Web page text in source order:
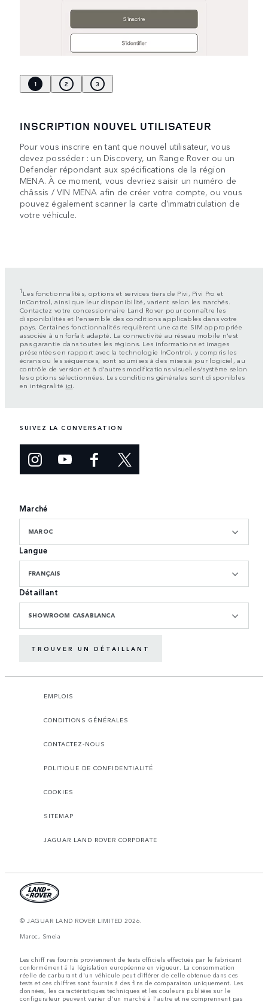
1 2 3
INSCRIPTION NOUVEL UTILISATEUR
Pour vous inscrire en tant que nouvel utilisateur, vous
devez posséder : un Discovery, un Range Rover ou un
Defender répondant aux spécifications de la région
MENA. À ce moment, vous devriez saisir un numéro de
châssis / VIN MENA afin de créer votre compte, ou vous
pouvez également scanner la carte d'immatriculation de
votre véhicule.
1 Les fonctionnalités, options et services tiers de Pivi, Pivi Pro et
InControl, ainsi que leur disponibilité, varient selon les marchés.
Contactez votre concessionnaire Land Rover pour connaître les
disponibilités et l'ensemble des conditions applicables dans votre
pays. Certaines fonctionnalités requièrent une carte SIM appropriée
associée à un forfait adapté. La connectivité au réseau mobile n'est
pas garantie dans toutes les régions. Les informations et images
présentées en rapport avec la technologie InControl, y compris les
écrans ou les séquences, sont soumises à des mises à jour logiciel, au
contrôle de version et à d'autres modifications visuelles/système selon
les options sélectionnées. Les conditions générales sont disponibles
en intégralité ici
SUIVEZ LA CONVERSATION
Marché
MAROC
Langue
FRANÇAIS
Détaillant
SHOWROOM CASABLANCA
TROUVER UN DÉTAILLANT
EMPLOIS
CONDITIONS GÉNÉRALES
CONTACTEZ-NOUS
POLITIQUE DE CONFIDENTIALITÉ
COOKIES
SITEMAP
JAGUAR LAND ROVER CORPORATE
© JAGUAR LAND ROVER LIMITED 2026.
Maroc, Smeia
Les chiff res fournis proviennent de tests officiels effectués par le fabricant
conformément å la législation européenne en vigueur. La consommation
réelle de carburant d'un véhicule peut différer de celle obtenue dans ces
tests et ces chiffres sont fournis å des fins de comparaison uniquement. Les
données, les caractéristiques techniques et les couleurs publiées sur le
configurateur peuvent varier d'un marché à l'autre et ne comprennent pas